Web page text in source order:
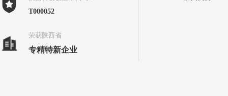
T000052
荣获陕西省
专精特新企业